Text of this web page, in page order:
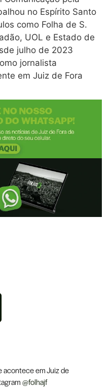
no Espírito Santo
como Folha de S.
UOL e Estado de
julho de 2023
jornalista
em Juiz de Fora
acontece em Juiz de
@folhajf